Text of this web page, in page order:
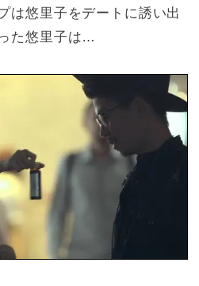
は悠里子をデートに誘い出
た悠里子は…